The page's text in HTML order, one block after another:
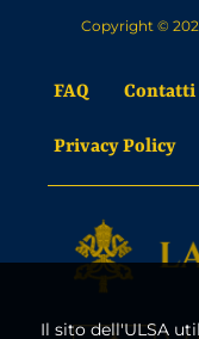
Copyright ©
FAQ Contatti
Privacy Policy
Il sito dell'ULSA